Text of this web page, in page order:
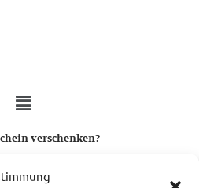
verschenken?
perfekte Geschenk für alle Stoff-